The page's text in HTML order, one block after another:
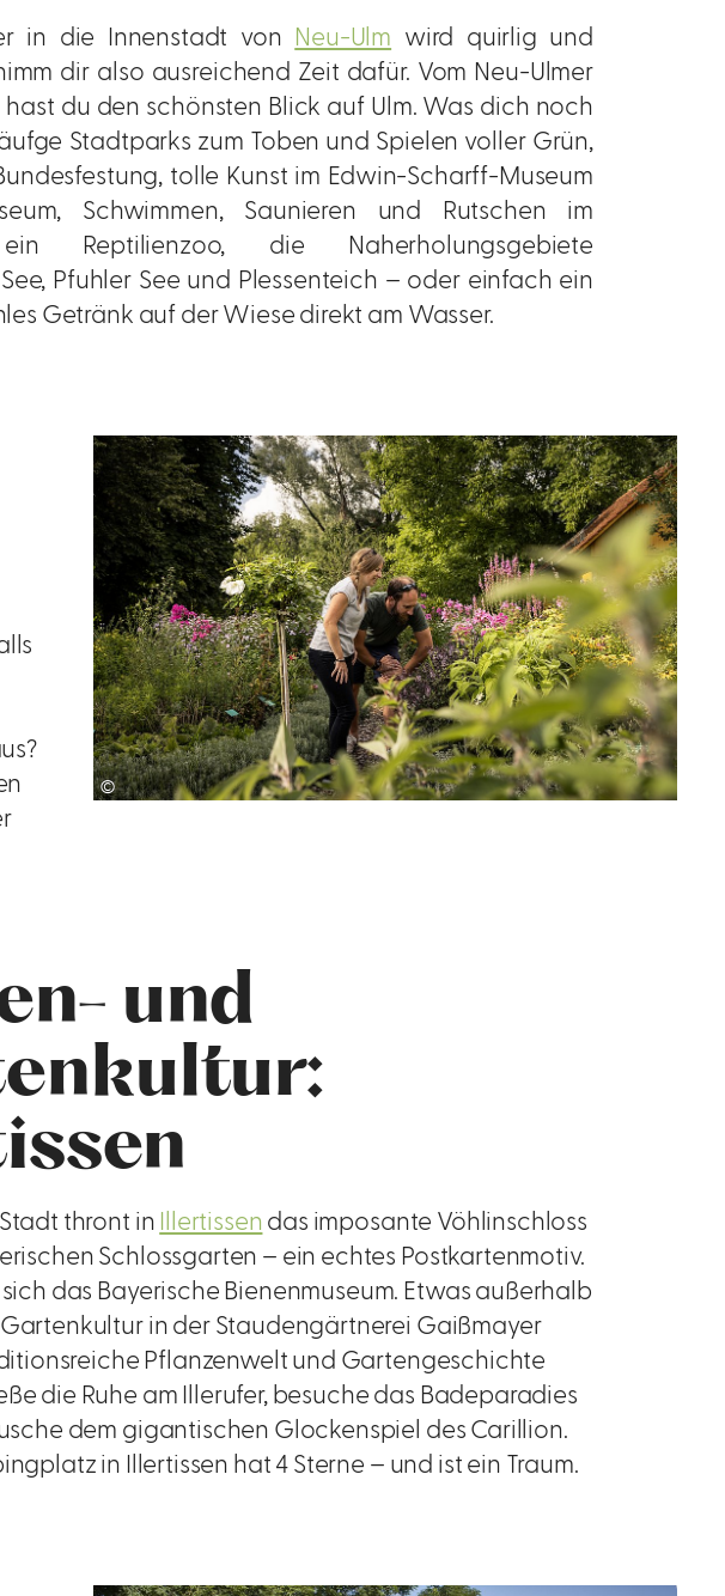
in die Innenstadt von Neu-Ulm wird quirlig und
dir also ausreichend Zeit dafür. Vom Neu-Ulmer
hast du den schönsten Blick auf Ulm. Was dich noch
Stadtparks zum Toben und Spielen voller Grün,
tolle Kunst im Edwin-Scharff-Museum
Schwimmen, Saunieren und Rutschen im
Reptilienzoo, die Naherholungsgebiete
Pfuhler See und Plessenteich – oder einfach ein
Getränk auf der Wiese direkt am Wasser.
©
und
thront in Illertissen das imposante Vöhlinschloss
Schlossgarten – ein echtes Postkartenmotiv.
das Bayerische Bienenmuseum. Etwas außerhalb
in der Staudengärtnerei Gaißmayer
Pflanzenwelt und Gartengeschichte
die Ruhe am Illerufer, besuche das Badeparadies
dem gigantischen Glockenspiel des Carillion.
in Illertissen hat 4 Sterne – und ist ein Traum.